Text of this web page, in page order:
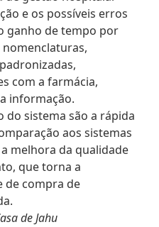
e os possíveis erros
ganho de tempo por
com a farmácia,
informação.
do sistema são a rápida
aos sistemas
melhora da qualidade
que torna a
de compra de
de Jahu